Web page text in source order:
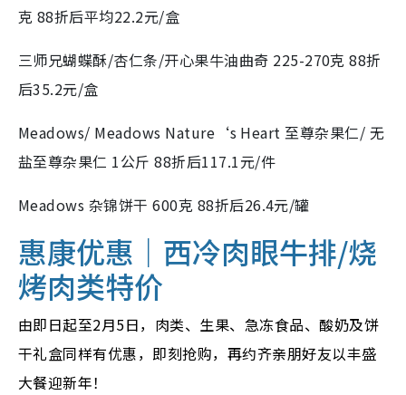
克 88折后平均22.2元/盒
三师兄蝴蝶酥/杏仁条/开心果牛油曲奇 225-270克 88折
后35.2元/盒
Meadows/ Meadows Nature‘s Heart 至尊杂果仁/ 无
盐至尊杂果仁 1公斤 88折后117.1元/件
Meadows 杂锦饼干 600克 88折后26.4元/罐
惠康优惠｜西冷肉眼牛排/烧
烤肉类特价
由即日起至2月5日，肉类、生果、急冻食品、酸奶及饼
干礼盒同样有优惠，即刻抢购，再约齐亲朋好友以丰盛
大餐迎新年！